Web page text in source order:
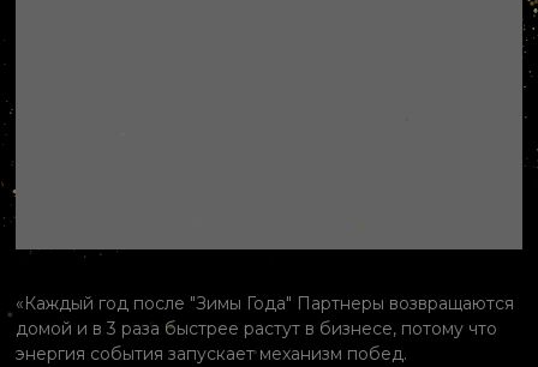
«Каждый год после "Зимы Года" Партнеры возвращаются
домой и в 3 раза быстрее растут в бизнесе, потому что
энергия события запускает механизм побед.